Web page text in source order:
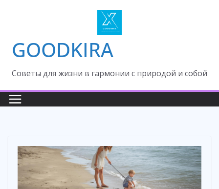
GOODKIRA
Cоветы для жизни в гармонии с природой и собой